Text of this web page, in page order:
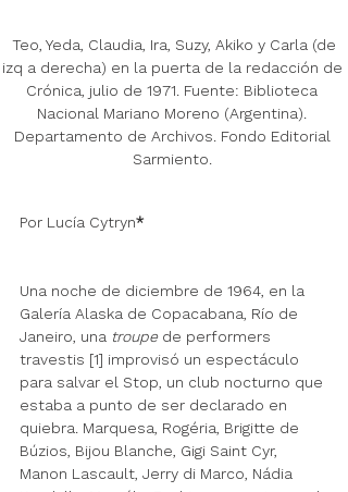
izq a derecha) en la puerta de la redacción de
Crónica, julio de 1971. Fuente: Biblioteca
Nacional Mariano Moreno (Argentina).
Departamento de Archivos. Fondo Editorial
Sarmiento.
Por Lucía Cytryn*
Una noche de diciembre de 1964, en la
Galería Alaska de Copacabana, Río de
Janeiro, una troupe de performers
travestis [1] improvisó un espectáculo
para salvar el Stop, un club nocturno que
estaba a punto de ser declarado en
quiebra. Marquesa, Rogéria, Brigitte de
Búzios, Bijou Blanche, Gigi Saint Cyr,
Manon Lascault, Jerry di Marco, Nádia